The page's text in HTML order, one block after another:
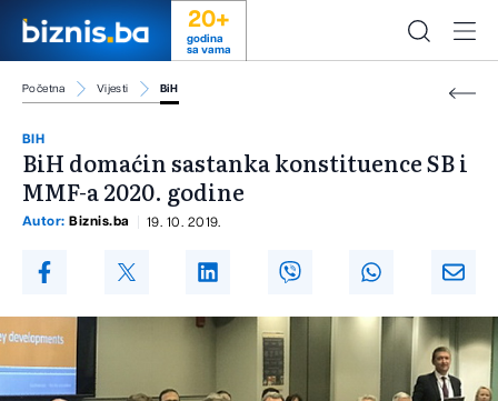
20+
godina
sa vama
Početna Vijesti BiH
BIH
BiH domaćin sastanka konstituence SB i
MMF-a 2020. godine
Autor: Biznis.ba 19. 10. 2019.